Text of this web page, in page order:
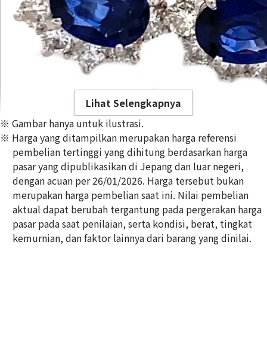
Platinum (Pt900) earrings
Referensi Harga Buyback
ASK
Lihat Selengkapnya
※ Gambar hanya untuk ilustrasi.
※ Harga yang ditampilkan merupakan harga referensi
pembelian tertinggi yang dihitung berdasarkan harga
pasar yang dipublikasikan di Jepang dan luar negeri,
dengan acuan per 26/01/2026. Harga tersebut bukan
merupakan harga pembelian saat ini. Nilai pembelian
aktual dapat berubah tergantung pada pergerakan harga
pasar pada saat penilaian, serta kondisi, berat, tingkat
kemurnian, dan faktor lainnya dari barang yang dinilai.